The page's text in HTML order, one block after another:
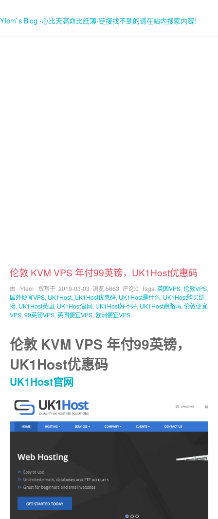
YIem`s Blog -心比天高命比纸薄-链接找不到的请在站内搜索内容！
伦敦 KVM VPS 年付99英镑，UK1Host优惠码
由 YIem 撰写于 2019-03-03 浏览:5663 评论:0 Tags:英国VPS, 伦敦VPS,
国外便宜VPS, UK1Host, UK1Host优惠码, UK1Host是什么, UK1Host购买链
接, UK1Host英国, UK1Host官网, UK1Host好不好, UK1Host跑路吗, 伦敦便宜
VPS, 99英镑VPS, 英国便宜VPS, 欧洲便宜VPS
伦敦 KVM VPS 年付99英镑，
UK1Host优惠码
UK1Host官网